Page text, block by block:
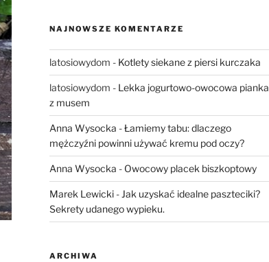
NAJNOWSZE KOMENTARZE
latosiowydom - Kotlety siekane z piersi kurczaka
latosiowydom - Lekka jogurtowo-owocowa pianka
z musem
Anna Wysocka -Łamiemy tabu: dlaczego
mężczyźni powinni używać kremu pod oczy?
Anna Wysocka - Owocowy placek biszkoptowy
Marek Lewicki- Jak uzyskać idealne paszteciki?
Sekrety udanego wypieku.
ARCHIWA